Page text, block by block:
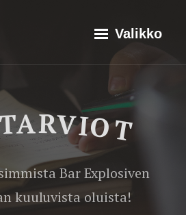
Valikko
Bar Explosiven
kuuluvista oluista!